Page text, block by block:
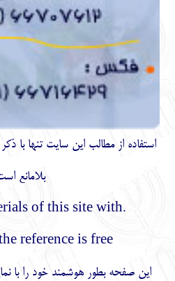
استفاده از مطالب اين سايت تنها با
بلامانع
of this site with
reference is free
این صفحه بطور هوشمند خود را با